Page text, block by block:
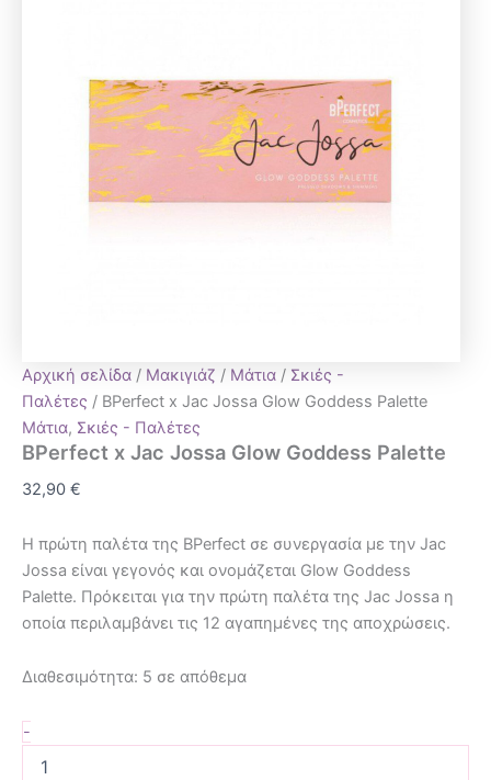
Αρχική σελίδα / Μακιγιάζ / Μάτια / Σκιές -
Παλέτες / BPerfect x Jac Jossa Glow Goddess Palette
Μάτια, Σκιές - Παλέτες
BPerfect x Jac Jossa Glow Goddess Palette
32,90 €
Η πρώτη παλέτα της BPerfect σε συνεργασία με την Jac
Jossa είναι γεγονός και ονομάζεται Glow Goddess
Palette. Πρόκειται για την πρώτη παλέτα της Jac Jossa η
οποία περιλαμβάνει τις 12 αγαπημένες της αποχρώσεις.
Διαθεσιμότητα: 5 σε απόθεμα
-